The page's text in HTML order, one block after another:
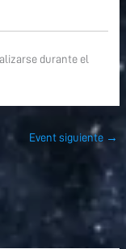
durante el
Event siguiente →